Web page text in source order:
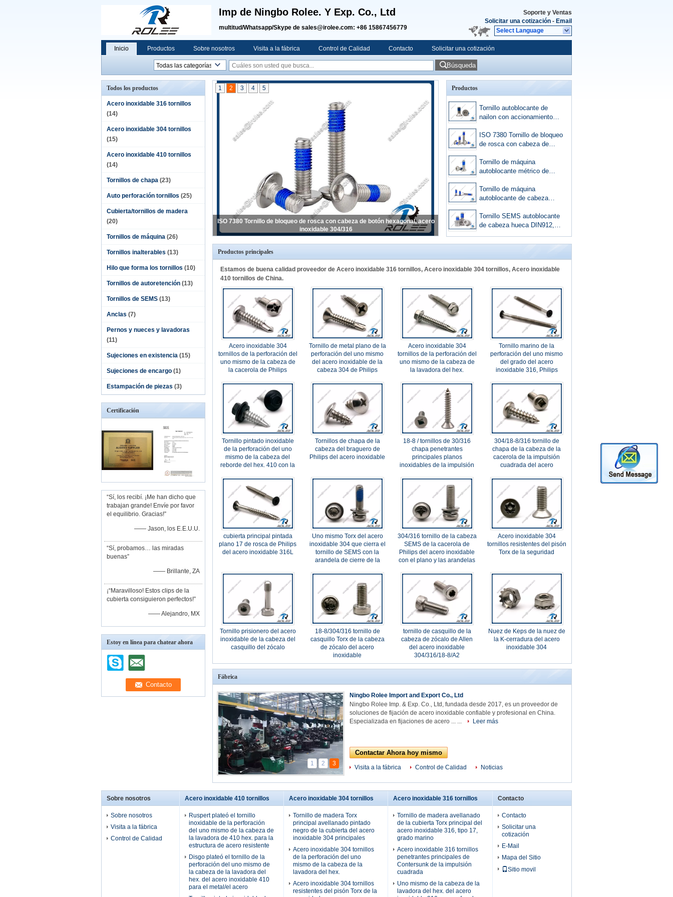
Imp de Ningbo Rolee. Y Exp. Co., Ltd
multitud/Whatsapp/Skype de sales@irolee.com: +86 15867456779
Soporte y Ventas
Solicitar una cotización - Email
Select Language
Inicio Productos Sobre nosotros Visita a la fábrica Control de Calidad Contacto Solicitar una cotización
Búsqueda
Todos los productos
Acero inoxidable 316 tornillos
(14)
Acero inoxidable 304 tornillos
(15)
Acero inoxidable 410 tornillos
(14)
Tornillos de chapa (23)
Auto perforación tornillos (25)
Cubierta/tornillos de madera
(20)
Tornillos de máquina (26)
Tornillos inalterables (13)
Hilo que forma los tornillos (10)
Tornillos de autoretención (13)
Tornillos de SEMS (13)
Anclas (7)
Pernos y nueces y lavadoras
(11)
Sujeciones en existencia (15)
Sujeciones de encargo (1)
Estampación de piezas (3)
Certificación
“Sí, los recibí. ¡Me han dicho que
trabajan grande! Envíe por favor
el equilibrio. Gracias!”
—— Jason, los E.E.U.U.
“Sí, probamos… las miradas
buenas”
—— Brillante, ZA
¡“Maravilloso! Estos clips de la
cubierta consiguieron perfectos!”
—— Alejandro, MX
Estoy en línea para chatear ahora
ISO 7380 Tornillo de bloqueo de rosca con cabeza de botón hexagonal, acero
inoxidable 304/316
1 2 3 4 5 Productos
Tornillo autoblocante de
nailon con accionamiento
DIN7991, inoxidable 18-
8/304/316
ISO 7380 Tornillo de bloqueo
de rosca con cabeza de
inoxidable 304/316
Tornillo de máquina
autoblocante métrico de
acero inoxidable A2-A4
Tornillo de máquina
autoblocante de cabeza
inoxidable 304/18-8/316
Tornillo SEMS autoblocante
de cabeza hueca DIN912,
Productos principales
Estamos de buena calidad proveedor de Acero inoxidable 316 tornillos, Acero inoxidable 304 tornillos, Acero inoxidable
410 tornillos de China.
Acero inoxidable 304
tornillos de la perforación del
uno mismo de la cabeza de
la cacerola de Philips
Tornillo de metal plano de la
perforación del uno mismo
del acero inoxidable de la
cabeza 304 de Philips
Acero inoxidable 304
tornillos de la perforación del
uno mismo de la cabeza de
la lavadora del hex.
Tornillo marino de la
perforación del uno mismo
del grado del acero
inoxidable 316, Philips
de Matt
Tornillo pintado inoxidable
de la perforación del uno
mismo de la cabeza del
reborde del hex. 410 con la
Tornillos de chapa de la
cabeza del braguero de
Philips del acero inoxidable
18-8 / tornillos de 30/316
chapa penetrantes
principales planos
inoxidables de la impulsión
304/18-8/316 tornillo de
chapa de la cabeza de la
cacerola de la impulsión
cuadrada del acero
cubierta principal pintada
plano 17 de rosca de Philips
del acero inoxidable 316L
Uno mismo Torx del acero
inoxidable 304 que cierra el
tornillo de SEMS con la
arandela de cierre de la
304/316 tornillo de la cabeza
SEMS de la cacerola de
Philips del acero inoxidable
con el plano y las arandelas
Acero inoxidable 304
tornillos resistentes del pisón
Torx de la seguridad
Tornillo prisionero del acero
inoxidable de la cabeza del
casquillo del zócalo
18-8/304/316 tornillo de
casquillo Torx de la cabeza
de zócalo del acero
inoxidable
tornillo de casquillo de la
cabeza de zócalo de Allen
del acero inoxidable
304/316/18-8/A2
Nuez de Keps de la nuez de
la K-cerradura del acero
inoxidable 304
Fábrica
1 2 3
Ningbo Rolee Import and Export Co., Ltd
Ningbo Rolee Imp. & Exp. Co., Ltd, fundada desde 2017, es un proveedor de
soluciones de fijación de acero inoxidable confiable y profesional en China.
Especializada en fijaciones de acero ... ...
Leer más
Contactar Ahora hoy mismo
Visita a la fábrica Control de Calidad Noticias
Sobre nosotros
Sobre nosotros
Visita a la fábrica
Control de Calidad
Acero inoxidable 410 tornillos
Ruspert plateó el tornillo
inoxidable de la perforación
del uno mismo de la cabeza de
la lavadora de 410 hex. para la
estructura de acero resistente
Disgo plateó el tornillo de la
perforación del uno mismo de
la cabeza de la lavadora del
hex. del acero inoxidable 410
para el metal/el acero
Acero inoxidable 304 tornillos
Tornillo de madera Torx
principal avellanado pintado
negro de la cubierta del acero
inoxidable 304 principales
Acero inoxidable 304 tornillos
de la perforación del uno
mismo de la cabeza de la
lavadora del hex.
Acero inoxidable 304 tornillos
resistentes del pisón Torx de la
Acero inoxidable 316 tornillos
Tornillo de madera avellanado
de la cubierta Torx principal del
acero inoxidable 316, tipo 17,
grado marino
Acero inoxidable 316 tornillos
penetrantes principales de
Contersunk de la impulsión
cuadrada
Uno mismo de la cabeza de la
lavadora del hex. del acero
Contacto
Contacto
Solicitar una
cotización
E-Mail
Mapa del Sitio
Sitio movil